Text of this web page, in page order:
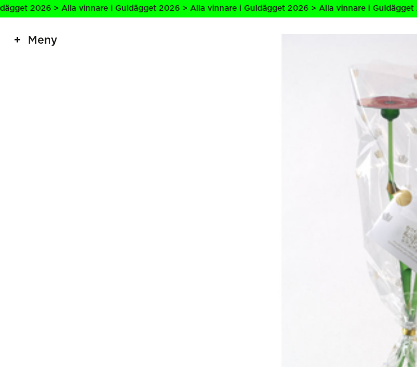
> Alla vinnare i Guldägget 2026 > Alla vinnare i Guldägget 2026 > Alla vinnare i Guldägget
Meny